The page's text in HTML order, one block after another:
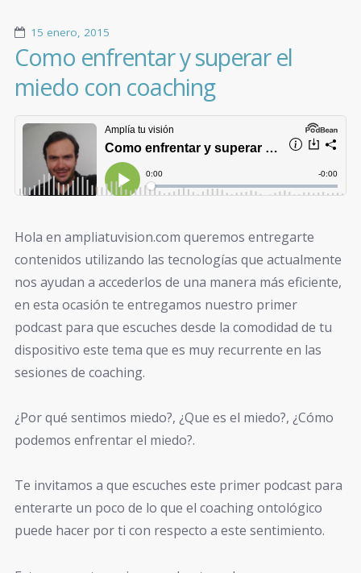
15 enero, 2015
Como enfrentar y superar el
miedo con coaching
Hola en ampliatuvision.com queremos entregarte
contenidos utilizando las tecnologías que actualmente
nos ayudan a accederlos de una manera más eficiente,
en esta ocasión te entregamos nuestro primer
podcast para que escuches desde la comodidad de tu
dispositivo este tema que es muy recurrente en las
sesiones de coaching.
¿Por qué sentimos miedo?, ¿Que es el miedo?, ¿Cómo
podemos enfrentar el miedo?.
Te invitamos a que escuches este primer podcast para
enterarte un poco de lo que el coaching ontológico
puede hacer por ti con respecto a este sentimiento.